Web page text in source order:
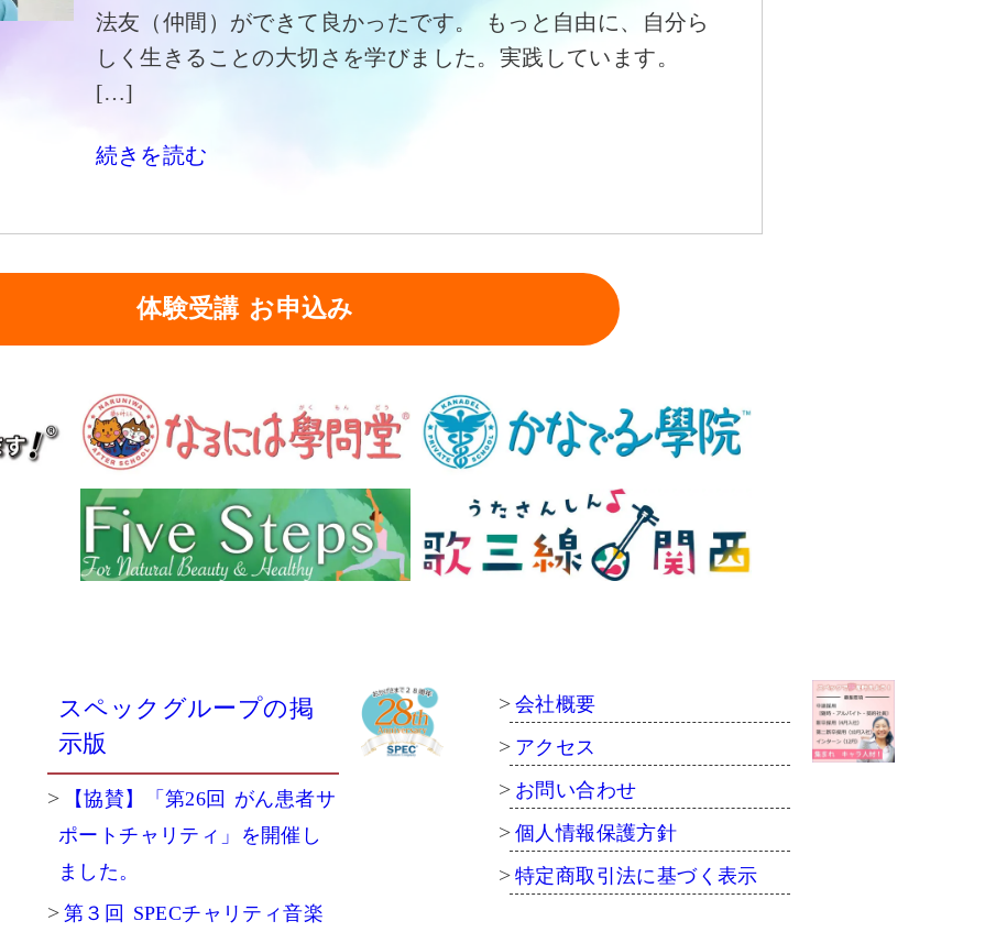
法友（仲間）ができて良かったです。 もっと自由に、自分ら
しく生きることの大切さを学びました。実践しています。
[…]
続きを読む
体験受講 お申込み
スペックグループの掲
示版
【協賛】「第26回 がん患者サ
ポートチャリティ」を開催し
ました。
第３回 SPECチャリティ音楽
会社概要
アクセス
お問い合わせ
個人情報保護方針
特定商取引法に基づく表示